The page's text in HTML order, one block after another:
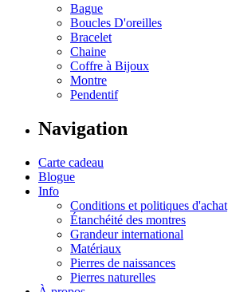
Bague
Boucles D'oreilles
Bracelet
Chaine
Coffre à Bijoux
Montre
Pendentif
Navigation
Carte cadeau
Blogue
Info
Conditions et politiques d'achat
Étanchéité des montres
Grandeur international
Matériaux
Pierres de naissances
Pierres naturelles